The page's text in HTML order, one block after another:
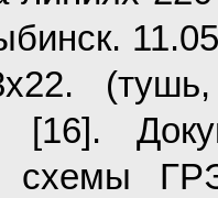
(тушь,
[16].
схемы